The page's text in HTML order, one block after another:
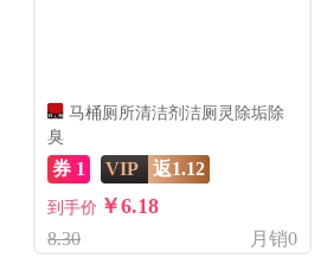
马桶厕所清洁剂洁厕灵除垢除
臭
券 1 VIP 返1.12
到手价 ￥6.18
8.30 月销0